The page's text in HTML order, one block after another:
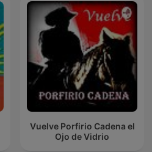
Vuelve Porfirio Cadena el
Ojo de Vidrio